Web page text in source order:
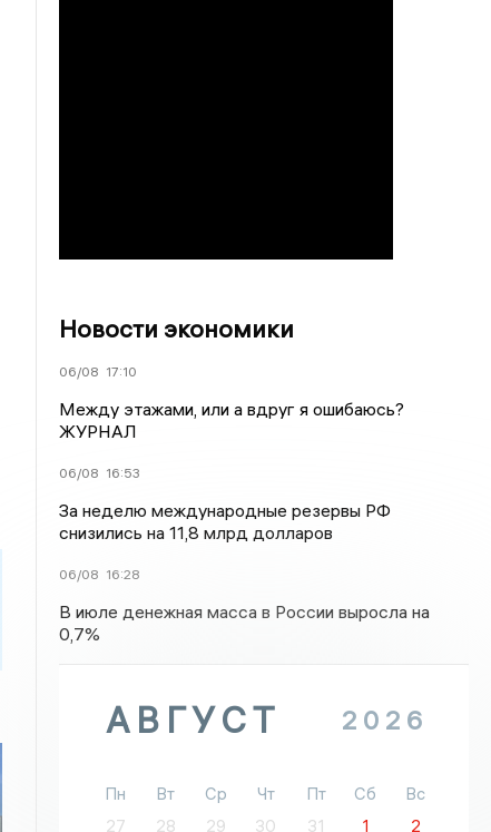
Новости экономики
06/08 17:10
Между этажами, или а вдруг я ошибаюсь?
ЖУРНАЛ
06/08 16:53
За неделю международные резервы РФ
снизились на 11,8 млрд долларов
06/08 16:28
В июле денежная масса в России выросла на
0,7%
АВГУСТ 2026
Пн Вт Ср Чт Пт Сб
Вс
27
28 29 30 31 1
2